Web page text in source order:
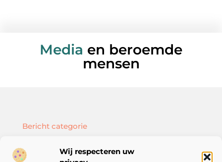
Wij respecteren uw
Media en beroemde
mensen
Bericht categorie